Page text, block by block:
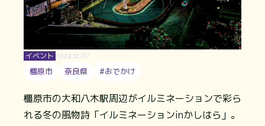
イベント 2024.12.07
橿原市 奈良県 #おでかけ
橿原市の大和八木駅周辺がイルミネーションで彩ら
れる冬の風物詩「イルミネーションinかしはら」。